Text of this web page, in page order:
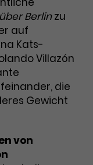
gesetzt ist,
und
Berlinzu
auf
Kats-
Villazón
die
Gewicht
von